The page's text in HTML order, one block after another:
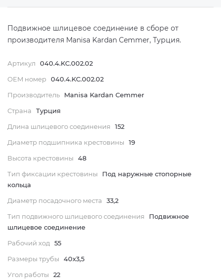
Подвижное шлицевое соединение в сборе от
производителя Manisa Kardan Cemmer, Турция.
Артикул
040.4.KC.002.02
OEM номер 040.4.KC.002.02
Производитель
Manisa Kardan Cemmer
Страна
Турция
Длина шлицевого соединения
152
Диаметр подшипника крестовины
19
Высота крестовины
48
Тип фиксации крестовины
Под наружные стопорные
кольца
Диаметр посадочного места
33,2
Тип подвижного шлицевого соединения
Подвижное
шлицевое соединение
Рабочий ход
55
Размеры трубы
40x3,5
Угол работы
22